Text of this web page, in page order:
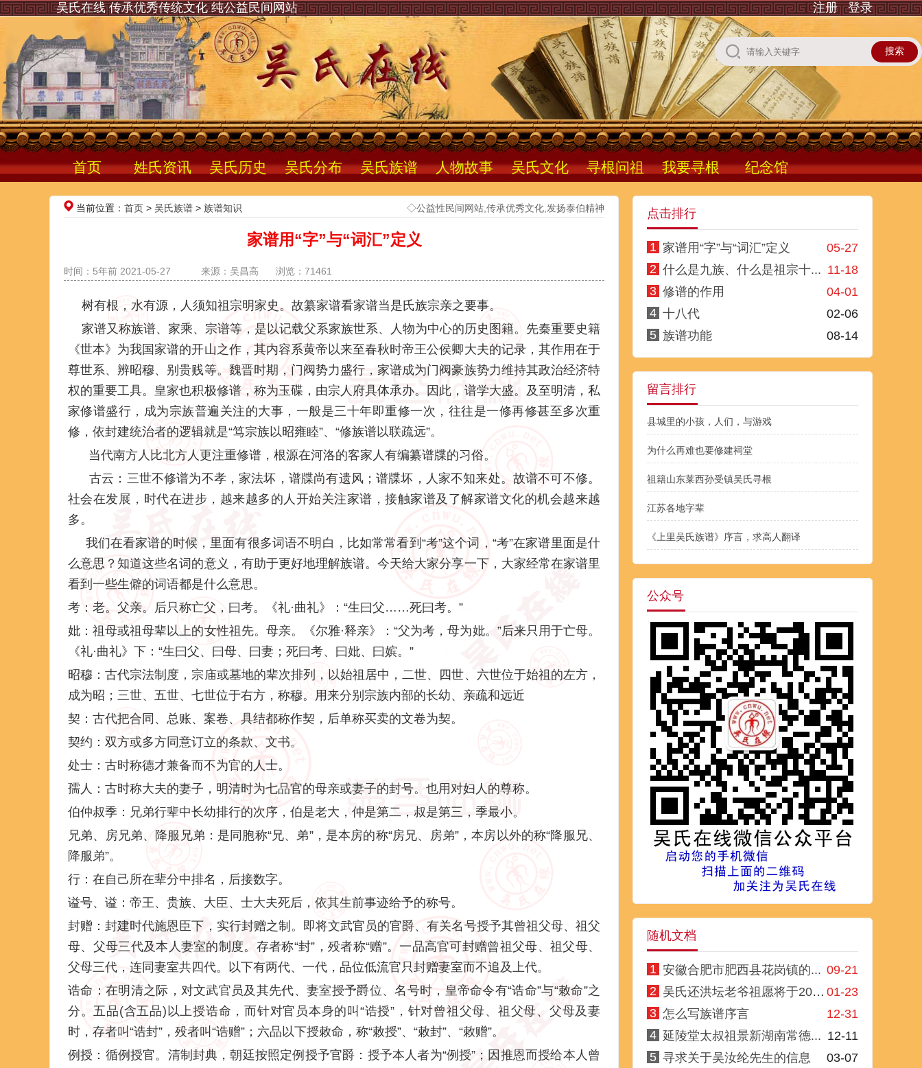
注册 登录
吴氏在线 传承优秀传统文化 纯公益民间网站
首页 姓氏资讯 吴氏历史 吴氏分布 吴氏族谱 人物故事 吴氏文化 寻根问祖 我要寻根 纪念馆
当前位置： 首页 > 吴氏族谱 > 族谱知识 ◇公益性民间网站,传承优秀文化,发扬泰伯精神
家谱用“字”与“词汇”定义
时间：5年前 2021-05-27 来源：吴昌高 浏览：71461
树有根，水有源，人须知祖宗明家史。故纂家谱看家谱当是氏族宗亲之要事。
家谱又称族谱、家乘、宗谱等，是以记载父系家族世系、人物为中心的历史图籍。先秦重要史籍
《世本》为我国家谱的开山之作，其内容系黄帝以来至春秋时帝王公侯卿大夫的记录，其作用在于
尊世系、辨昭穆、别贵贱等。魏晋时期，门阀势力盛行，家谱成为门阀豪族势力维持其政治经济特
权的重要工具。皇家也积极修谱，称为玉碟，由宗人府具体承办。因此，谱学大盛。及至明清，私
家修谱盛行，成为宗族普遍关注的大事，一般是三十年即重修一次，往往是一修再修甚至多次重
修，依封建统治者的逻辑就是“笃宗族以昭雍睦”、“修族谱以联疏远”。
当代南方人比北方人更注重修谱，根源在河洛的客家人有编纂谱牒的习俗。
古云：三世不修谱为不孝，家法坏，谱牒尚有遗风；谱牒坏，人家不知来处。故谱不可不修。
社会在发展，时代在进步，越来越多的人开始关注家谱，接触家谱及了解家谱文化的机会越来越
多。
我们在看家谱的时候，里面有很多词语不明白，比如常常看到“考”这个词，“考”在家谱里面是什
么意思？知道这些名词的意义，有助于更好地理解族谱。今天给大家分享一下，大家经常在家谱里
看到一些生僻的词语都是什么意思。
考：老。父亲。后只称亡父，曰考。《礼·曲礼》：“生曰父……死曰考。”
妣：祖母或祖母辈以上的女性祖先。母亲。《尔雅·释亲》：“父为考，母为妣。”后来只用于亡母。
《礼·曲礼》下：“生曰父、曰母、曰妻；死曰考、曰妣、曰嫔。”
昭穆：古代宗法制度，宗庙或墓地的辈次排列，以始祖居中，二世、四世、六世位于始祖的左方，
成为昭；三世、五世、七世位于右方，称穆。用来分别宗族内部的长幼、亲疏和远近
契：古代把合同、总账、案卷、具结都称作契，后单称买卖的文卷为契。
契约：双方或多方同意订立的条款、文书。
处士：古时称德才兼备而不为官的人士。
孺人：古时称大夫的妻子，明清时为七品官的母亲或妻子的封号。也用对妇人的尊称。
伯仲叔季：兄弟行辈中长幼排行的次序，伯是老大，仲是第二，叔是第三，季最小。
兄弟、房兄弟、降服兄弟：是同胞称“兄、弟”，是本房的称“房兄、房弟”，本房以外的称“降服兄、
降服弟”。
行：在自己所在辈分中排名，后接数字。
谥号、谥：帝王、贵族、大臣、士大夫死后，依其生前事迹给予的称号。
封赠：封建时代施恩臣下，实行封赠之制。即将文武官员的官爵、有关名号授予其曾祖父母、祖父
母、父母三代及本人妻室的制度。存者称“封”，殁者称“赠”。一品高官可封赠曾祖父母、祖父母、
父母三代，连同妻室共四代。以下有两代、一代，品位低流官只封赠妻室而不追及上代。
诰命：在明清之际，对文武官员及其先代、妻室授予爵位、名号时，皇帝命令有“诰命”与“敕命”之
分。五品(含五品)以上授诰命，而针对官员本身的叫“诰授”，针对曾祖父母、祖父母、父母及妻
时，存者叫“诰封”，殁者叫“诰赠”；六品以下授敕命，称“敕授”、“敕封”、“敕赠”。
例授：循例授官。清制封典，朝廷按照定例授予官爵：授予本人者为“例授”；因推恩而授给本人曾
点击排行
1 05-27
家谱用“字”与“词汇”定义
2
11-18
什么是九族、什么是祖宗十...
3
04-01
修谱的作用
4
02-06
十八代
5
08-14
族谱功能
留言排行
县城里的小孩，人们，与游戏
为什么再难也要修建祠堂
祖籍山东莱西孙受镇吴氏寻根
江苏各地字辈
《上里吴氏族谱》序言，求高人翻译
公众号
随机文档
1 09-21
安徽合肥市肥西县花岗镇的...
2
01-23
吴氏还洪坛老爷祖愿将于202...
3
12-31
怎么写族谱序言
4
12-11
延陵堂太叔祖景新湖南常德...
5
03-07
寻求关于吴汝纶先生的信息